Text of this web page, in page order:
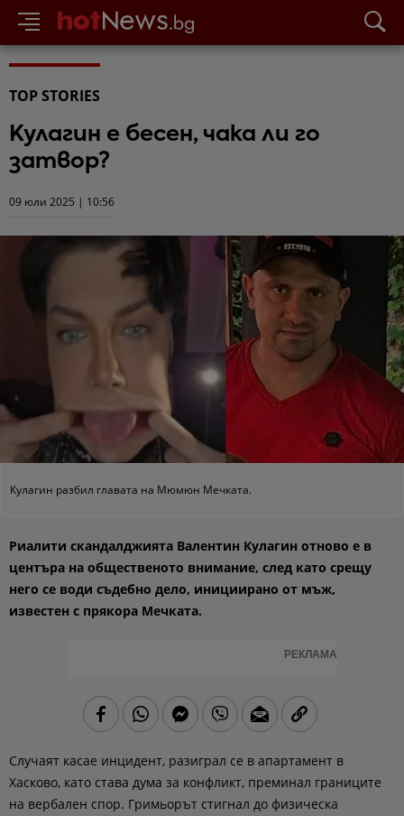
TOP STORIES
Кулагин е бесен, чака ли го
затвор?
09 юли 2025 | 10:56
Кулагин разбил главата на Мюмюн Мечката.
Риалити скандалджията Валентин Кулагин отново е в
центъра на общественото внимание, след като срещу
него се води съдебно дело, инициирано от мъж,
известен с прякора Мечката.
РЕКЛАМА
Случаят касае инцидент, разиграл се в апартамент в
Хасково, като става дума за конфликт, преминал границите
на вербален спор. Гримьорът стигнал до физическа